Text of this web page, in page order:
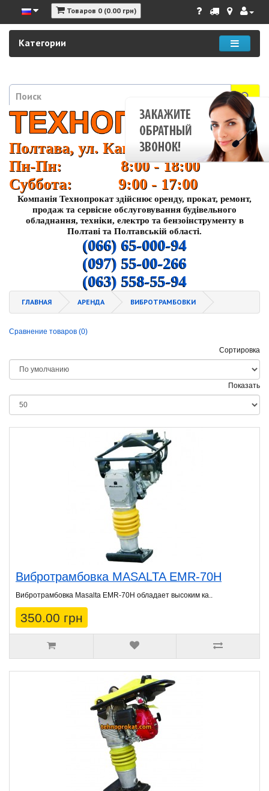
Товаров 0 (0.00 грн)
Категории
Полтава, ул. Кагамлыка 37
Пн-Пн: 8:00 - 18:00
Суббота: 9:00 - 17:00
Компанія Технопрокат здійснює оренду, прокат, ремонт,
продаж та сервісне обслуговування будівельного
обладнання, техніки, електро та бензоінструменту в
Полтаві та Полтавській області.
(066) 65-000-94
(097) 55-00-266
(063) 558-55-94
ГЛАВНАЯ АРЕНДА ВИБРОТРАМБОВКИ
Сравнение товаров (0)
Сортировка
Показать
Вибротрамбовка MASALTA EMR-70H
Вибротрамбовка Masalta EMR-70H обладает высоким ка..
350.00 грн